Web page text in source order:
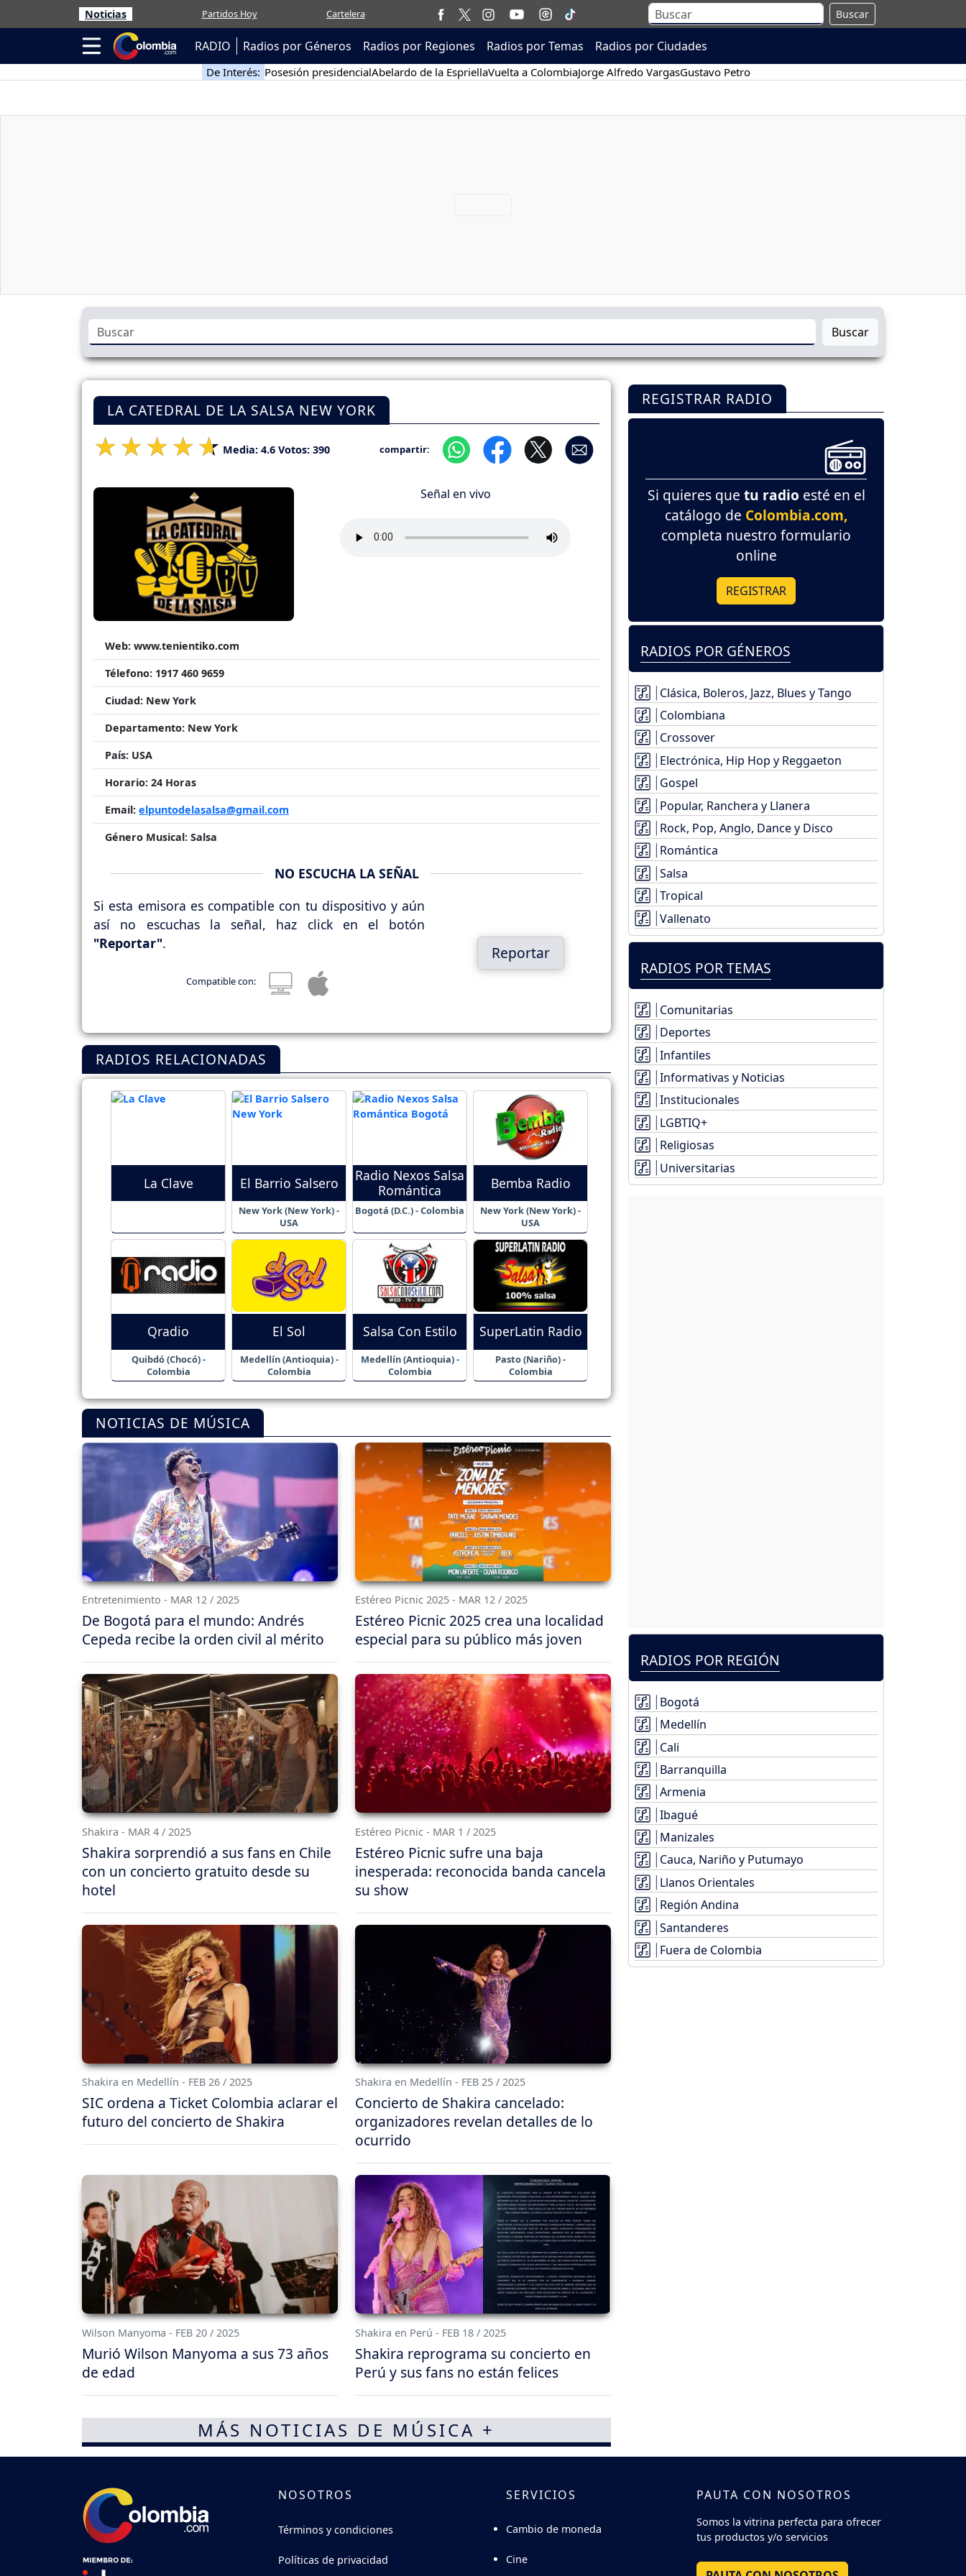
Noticias Partidos Hoy Cartelera Buscar
RADIO Radios por Géneros Radios por Regiones Radios por Temas Radios por Ciudades
De Interés: Posesión presidencialAbelardo de la EspriellaVuelta a ColombiaJorge Alfredo VargasGustavo Petro
Buscar
LA CATEDRAL DE LA SALSA NEW YORK
Media: 4.6 Votos: 390 compartir:
Señal en vivo
Web: www.tenientiko.com
Télefono: 1917 460 9659
Ciudad: New York
Departamento: New York
País: USA
Horario: 24 Horas
Email: elpuntodelasalsa@gmail.com
Género Musical: Salsa
NO ESCUCHA LA SEÑAL
Si esta emisora es compatible con tu dispositivo y aún
así no escuchas la señal, haz click en el botón
"Reportar".
Compatible con:
Reportar
RADIOS RELACIONADAS
La Clave El Barrio Salsero
New York (New York) -
USA
Radio Nexos Salsa
Romántica
Bogotá (D.C.) - Colombia
Bemba Radio
New York (New York) -
USA
Qradio
Quibdó (Chocó) -
Colombia
El Sol
Medellín (Antioquia) -
Colombia
Salsa Con Estilo
Medellín (Antioquia) -
Colombia
SuperLatin Radio
Pasto (Nariño) -
Colombia
NOTICIAS DE MÚSICA
Entretenimiento - MAR 12 / 2025
De Bogotá para el mundo: Andrés
Cepeda recibe la orden civil al mérito
Estéreo Picnic 2025 - MAR 12 / 2025
Estéreo Picnic 2025 crea una localidad
especial para su público más joven
Shakira - MAR 4 / 2025
Shakira sorprendió a sus fans en Chile
con un concierto gratuito desde su
hotel
Estéreo Picnic - MAR 1 / 2025
Estéreo Picnic sufre una baja
inesperada: reconocida banda cancela
su show
Shakira en Medellín - FEB 26 / 2025
SIC ordena a Ticket Colombia aclarar el
futuro del concierto de Shakira
Shakira en Medellín - FEB 25 / 2025
Concierto de Shakira cancelado:
organizadores revelan detalles de lo
ocurrido
Wilson Manyoma - FEB 20 / 2025
Murió Wilson Manyoma a sus 73 años
de edad
Shakira en Perú - FEB 18 / 2025
Shakira reprograma su concierto en
Perú y sus fans no están felices
MÁS NOTICIAS DE MÚSICA +
REGISTRAR RADIO
Si quieres que tu radio esté en el
catálogo de Colombia.com,
completa nuestro formulario
online
REGISTRAR
RADIOS POR GÉNEROS
Clásica, Boleros, Jazz, Blues y Tango
Colombiana
Crossover
Electrónica, Hip Hop y Reggaeton
Gospel
Popular, Ranchera y Llanera
Rock, Pop, Anglo, Dance y Disco
Romántica
Salsa
Tropical
Vallenato
RADIOS POR TEMAS
Comunitarias
Deportes
Infantiles
Informativas y Noticias
Institucionales
LGBTIQ+
Religiosas
Universitarias
RADIOS POR REGIÓN
Bogotá
Medellín
Cali
Barranquilla
Armenia
Ibagué
Manizales
Cauca, Nariño y Putumayo
Llanos Orientales
Región Andina
Santanderes
Fuera de Colombia
NOSOTROS
Términos y condiciones
Políticas de privacidad
SERVICIOS
Cambio de moneda
Cine
PAUTA CON NOSOTROS
Somos la vitrina perfecta para ofrecer
tus productos y/o servicios